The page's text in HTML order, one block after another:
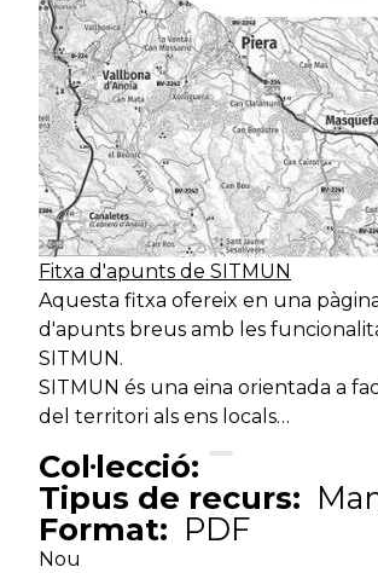
Fitxa d'apunts de SITMUN
Aquesta fitxa ofereix en una
d'apunts breus amb les
SITMUN.
SITMUN és una eina orientada a
del territori als ens locals…
Col·lecció:
Tipus de recurs:
Format: PDF
Nou